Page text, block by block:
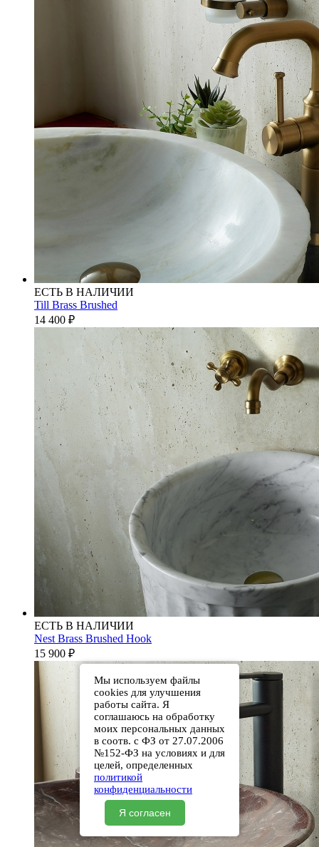
ЕСТЬ В НАЛИЧИИ
Till Brass Brushed
14 400 ₽
ЕСТЬ В НАЛИЧИИ
Nest Brass Brushed Hook
15 900 ₽
Мы используем файлы
cookies для улучшения
работы сайта. Я
соглашаюсь на обработку
моих персональных данных
в соотв. с ФЗ от 27.07.2006
№152-ФЗ на условиях и для
целей, определенных
политикой
конфиденциальности
Я согласен